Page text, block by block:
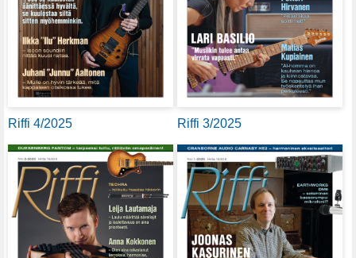
Riffi 4/2025 Riffi 3/2025